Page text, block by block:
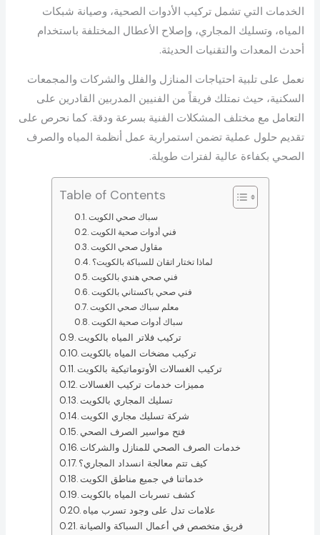
الخدمات التي تشمل تركيب الأدوات الصحية، وصيانة شبكات
المياه، وتسليك المجاري، وإصلاح الأعطال المختلفة باستخدام
أحدث المعدات والتقنيات الحديثة.
نعمل على تلبية احتياجات المنازل والفلل والشركات والمجمعات
السكنية، حيث نمتلك فريقاً من الفنيين المدربين القادرين على
التعامل مع مختلف المشكلات الفنية بسرعة ودقة. كما نحرص على
تقديم حلول عملية تضمن استمرارية عمل أنظمة المياه والصرف
الصحي بكفاءة عالية لفترات طويلة.
Table of Contents
سباك صحي الكويت
فني أدوات صحية الكويت
مقاول صحي الكويت
لماذا تختار اتقان للسباكة بالكويت؟
فني صحي هندي بالكويت
فني صحي باكستاني بالكويت
معلم سباك صحي الكويت
سباك أدوات صحية الكويت
تركيب فلاتر المياه بالكويت
تركيب مضخات المياه بالكويت
تركيب الغسالات الأوتوماتيكية بالكويت
مميزات خدمات تركيب الغسالات
تسليك المجاري بالكويت
شركة تسليك مجاري الكويت
فتح مواسير الصرف الصحي
خدمات الصرف الصحي للمنازل والشركات
كيف تتم معالجة انسداد المجاري؟
خدماتنا في جميع مناطق الكويت
كشف تسربات المياه بالكويت
علامات تدل على وجود تسرب مياه
فريق متخصص في أعمال السباكة والصيانة